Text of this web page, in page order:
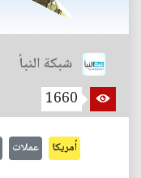
شبكة النبأ
1660
أمريكا عملات